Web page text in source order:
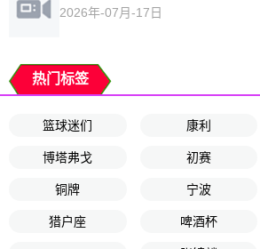
2026年-07月-17日
热门标签
篮球迷们 康利
博塔弗戈 初赛
铜牌 宁波
猎户座 啤酒杯